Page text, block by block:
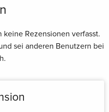
Rezensionen verfasst.
sei anderen Benutzern bei